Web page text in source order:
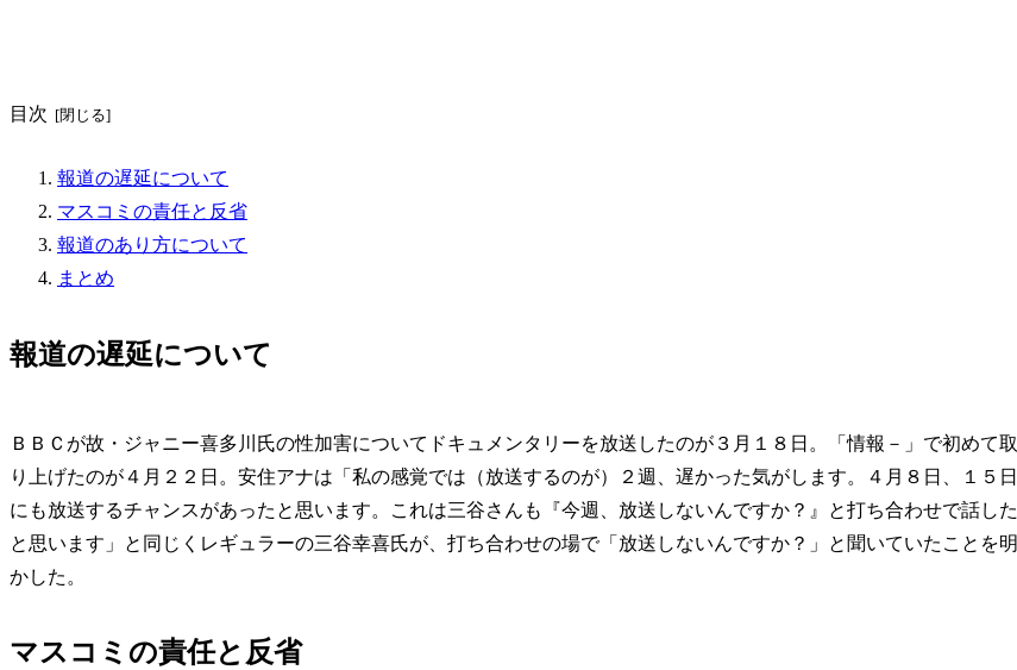
目次
報道の遅延について
マスコミの責任と反省
報道のあり方について
まとめ
報道の遅延について
ＢＢＣが故・ジャニー喜多川氏の性加害についてドキュメンタリーを放送したのが３月１８日。「情報－」で初めて取
り上げたのが４月２２日。安住アナは「私の感覚では（放送するのが）２週、遅かった気がします。４月８日、１５日
にも放送するチャンスがあったと思います。これは三谷さんも『今週、放送しないんですか？』と打ち合わせで話した
と思います」と同じくレギュラーの三谷幸喜氏が、打ち合わせの場で「放送しないんですか？」と聞いていたことを明
かした。
マスコミの責任と反省